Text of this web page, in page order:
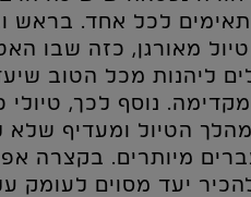
לכל אחד. בראש
מאורגן, כזה שבו
ליהנות מכל הטוב
נוסף לכך, טיולי
הטיול ומעדיף שלא
מיותרים. בקצרה
יעד מסוים לעומק